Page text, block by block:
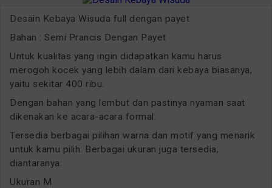
Desain Kebaya Wisuda full dengan payet
Bahan : Semi Prancis Dengan Payet
Untuk kualitas yang ingin didapatkan kamu harus
merogoh kocek yang lebih dalam dari kebaya biasanya,
yaitu sekitar 400 ribu.
Dengan bahan yang lembut dan pastinya nyaman saat
dikenakan ke acara-acara formal.
Tersedia berbagai pilihan warna dan motif yang menarik
untuk kamu pilih. Berbagai ukuran juga tersedia,
diantaranya:
Ukuran M